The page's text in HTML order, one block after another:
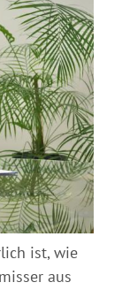
ist, wie
aus